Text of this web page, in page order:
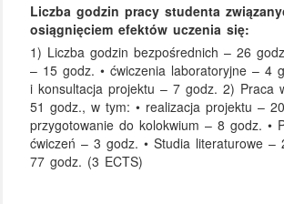
Liczba godzin pracy studenta
osiągnięciem efektów uczenia się:
1) Liczba godzin bezpośrednich – 26
– 15 godz. • ćwiczenia laboratoryjne – 4
i konsultacja projektu – 7 godz. 2) Praca
51 godz., w tym: • realizacja projektu –
przygotowanie do kolokwium – 8 godz. •
ćwiczeń – 3 godz. • Studia literaturowe –
77 godz. (3 ECTS)